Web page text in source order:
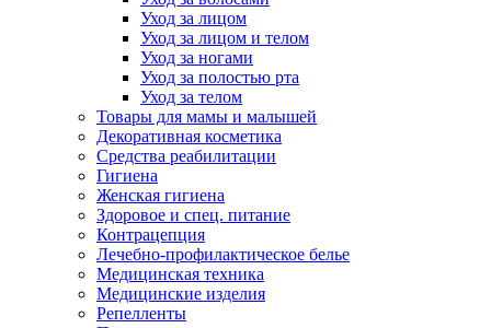
Уход за лицом
Уход за лицом и телом
Уход за ногами
Уход за полостью рта
Уход за телом
Товары для мамы и малышей
Декоративная косметика
Средства реабилитации
Гигиена
Женская гигиена
Здоровое и спец. питание
Контрацепция
Лечебно-профилактическое белье
Медицинская техника
Медицинские изделия
Репелленты